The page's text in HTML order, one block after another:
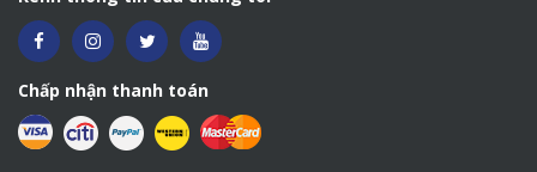
Chấp nhận thanh toán